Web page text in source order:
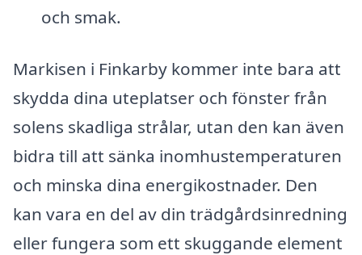
och smak.
Markisen i Finkarby kommer inte bara att
skydda dina uteplatser och fönster från
solens skadliga strålar, utan den kan även
bidra till att sänka inomhustemperaturen
och minska dina energikostnader. Den
kan vara en del av din trädgårdsinredning
eller fungera som ett skuggande element